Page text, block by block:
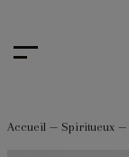
Accueil— Spiritueux—